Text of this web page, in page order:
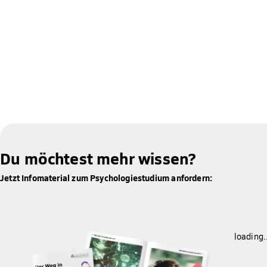
Du möchtest mehr wissen?
Jetzt Infomaterial zum Psychologiestudium anfordern: